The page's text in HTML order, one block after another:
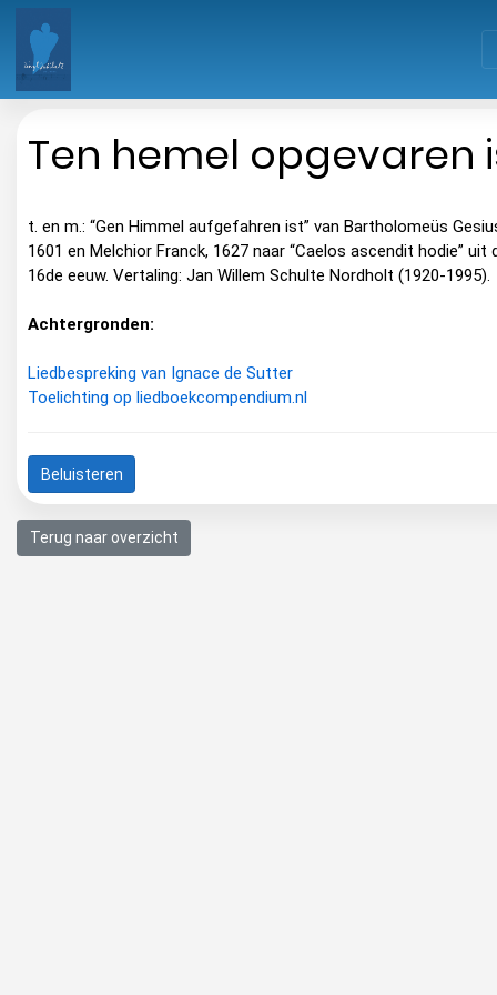
Ten hemel opgevaren
t. en m.: “Gen Himmel aufgefahren ist” van Bartholomeüs
1601 en Melchior Franck, 1627 naar “Caelos ascendit hodie” uit
16de eeuw. Vertaling: Jan Willem Schulte Nordholt (1920-1995).
Achtergronden:
Liedbespreking van Ignace de Sutter
Toelichting op liedboekcompendium.nl
Beluisteren
Terug naar overzicht